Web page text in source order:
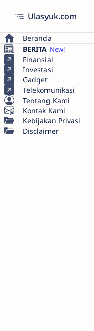
Ulasyuk.com
Beranda
BERITA
Finansial
Investasi
Gadget
Telekomunikasi
Tentang Kami
Kontak Kami
Kebijakan Privasi
Disclaimer